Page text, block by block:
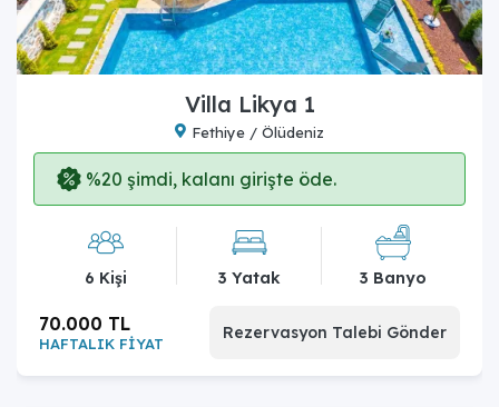
Villa Likya 1
Fethiye / Ölüdeniz
%20 şimdi, kalanı girişte öde.
6 Kişi 3 Yatak 3 Banyo
HAFTALIK FİYAT
70.000 TL Rezervasyon Talebi Gönder